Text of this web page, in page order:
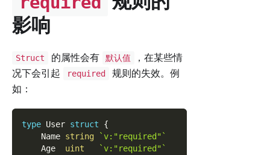
影响
Struct 的属性会有 默认值
，在某些情
况下会引起
required
规则的失效。例
如：
type User struct
{
    Name
string
`v:"required"`
    Age
uint
`v:"required"`